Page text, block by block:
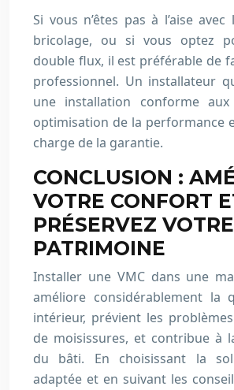
Si vous n’êtes pas à l’aise
bricolage, ou si vous optez
double flux, il est préférable de
professionnel. Un installateur
une installation conforme
optimisation de la performance
charge de la garantie.
CONCLUSION :
VOTRE CONFORT
PRÉSERVEZ VOTRE
PATRIMOINE
Installer une VMC dans une
améliore considérablement la
intérieur, prévient les
de moisissures, et contribue à
du bâti. En choisissant la
adaptée et en suivant les